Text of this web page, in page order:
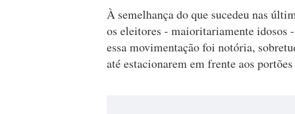
À semelhança do que sucedeu nas
os eleitores - maioritariamente idosos
essa movimentação foi notória,
até estacionarem em frente aos